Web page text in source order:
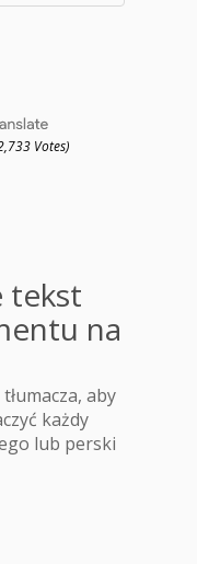
Votes)
tekst
na
aby
każdy
lub perski